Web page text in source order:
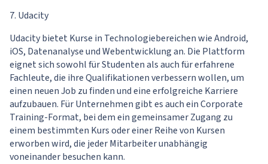
7. Udacity
Udacity bietet Kurse in Technologiebereichen wie Android,
iOS, Datenanalyse und Webentwicklung an. Die Plattform
eignet sich sowohl für Studenten als auch für erfahrene
Fachleute, die ihre Qualifikationen verbessern wollen, um
einen neuen Job zu finden und eine erfolgreiche Karriere
aufzubauen. Für Unternehmen gibt es auch ein Corporate
Training-Format, bei dem ein gemeinsamer Zugang zu
einem bestimmten Kurs oder einer Reihe von Kursen
erworben wird, die jeder Mitarbeiter unabhängig
voneinander besuchen kann.